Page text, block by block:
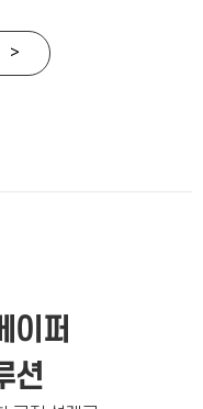
>
이퍼
션